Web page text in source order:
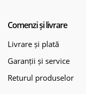
Comenzi și livrare
Livrare și plată
Garanții și service
Returul produselor